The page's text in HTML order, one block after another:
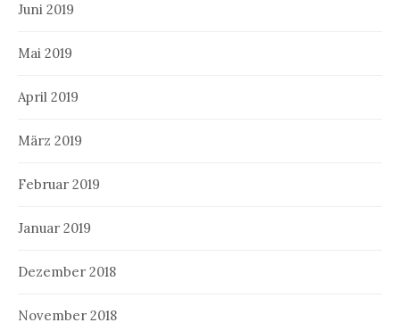
Juni 2019
Mai 2019
April 2019
März 2019
Februar 2019
Januar 2019
Dezember 2018
November 2018